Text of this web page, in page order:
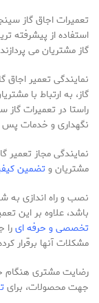
تعمیرات اجاق گاز
استفاده از پیشرفته
گاز مشتریان می
نمایندگی تعمیر اجاق
گاز، به ارتباط با
راستا در تعمیرات
نگهداری و خدمات پس
نمایندگی مجاز
مشتریان وتضمین
نصب و راه اندازی به
باشد، علاوه بر این
تخصصی و حرفه ای
مشکلات آنها برقرار
رضایت مشتری هنگام
جهت محصولات، برای